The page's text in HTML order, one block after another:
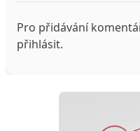
Pro přidávání
přihlásit.